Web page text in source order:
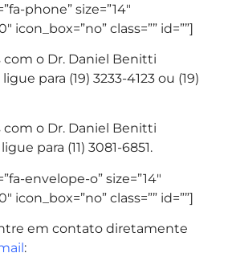
phone” size=”14″
icon_box=”no” class=”” id=””]
com o Dr. Daniel Benitti
ligue para (19) 3233-4123 ou (19)
com o Dr. Daniel Benitti
ligue para (11) 3081-6851.
envelope-o” size=”14″
icon_box=”no” class=”” id=””]
em contato diretamente
: